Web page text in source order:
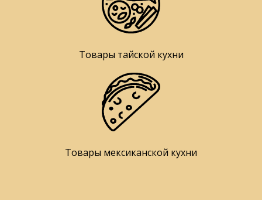
Товары тайской кухни
Товары мексиканской кухни